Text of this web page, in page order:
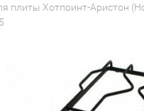
плиты Хотпоинт-Аристон